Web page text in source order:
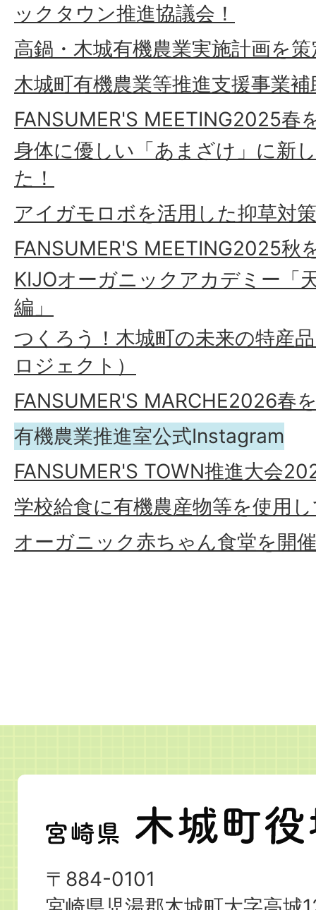
ックタウン推進協議会！
高鍋・木城有機農業実施計画を
木城町有機農業等推進支援事業補
FANSUMER'S MEETING2025春
身体に優しい「あまざけ」に新
た！
アイガモロボを活用した抑草対
FANSUMER'S MEETING2025秋
KIJOオーガニックアカデミー「
編」
つくろう！木城町の未来の特産
ロジェクト）
FANSUMER'S MARCHE2026春
有機農業推進室公式Instagram
FANSUMER'S TOWN推進大会
学校給食に有機農産物等を使用
オーガニック赤ちゃん食堂を開
宮
崎
県
木
〒884-0101